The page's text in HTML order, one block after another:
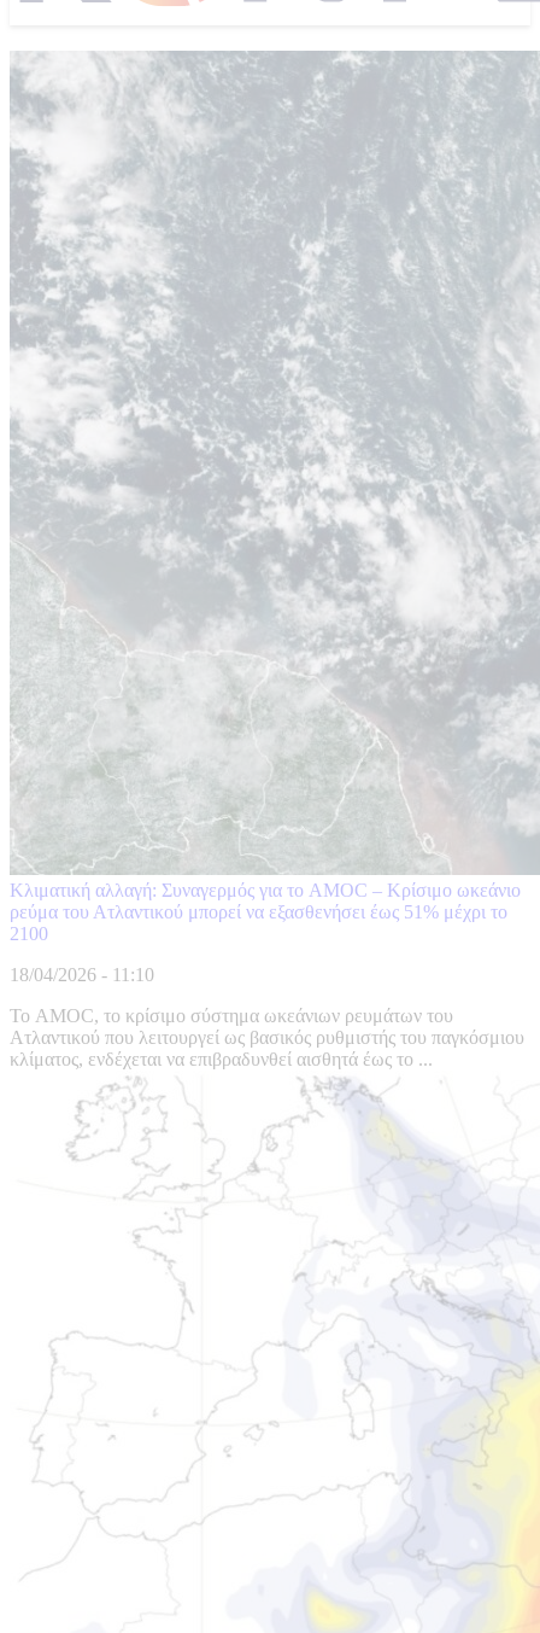
Κλιματική αλλαγή: Συναγερμός για το AMOC – Κρίσιμο ωκεάνιο
ρεύμα του Ατλαντικού μπορεί να εξασθενήσει έως 51% μέχρι το
2100
18/04/2026 - 11:10
Το AMOC, το κρίσιμο σύστημα ωκεάνιων ρευμάτων του
Ατλαντικού που λειτουργεί ως βασικός ρυθμιστής του παγκόσμιου
κλίματος, ενδέχεται να επιβραδυνθεί αισθητά έως το ...